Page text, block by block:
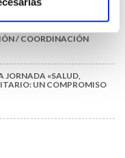
DE GRADO A LAS/LOS
/ COORDINACIÓN
JORNADA «SALUD,
UN COMPROMISO